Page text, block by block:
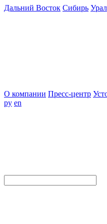
Дальний Восток Сибирь Урал
О компании Пресс-центр
ру en